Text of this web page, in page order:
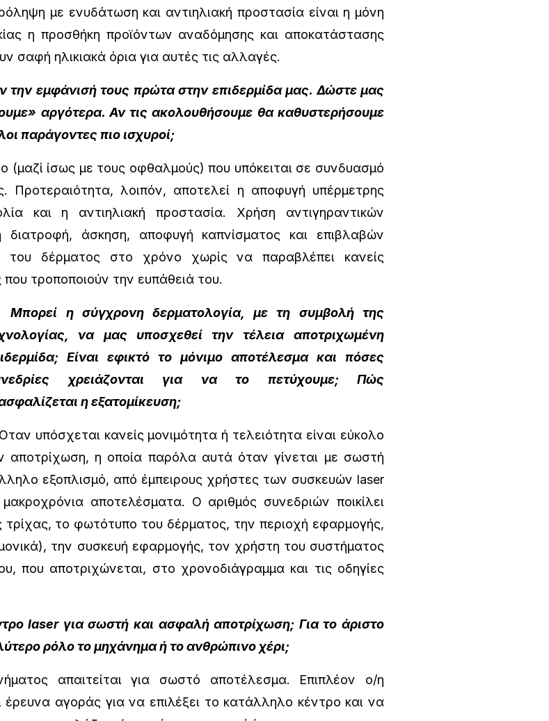
με ενυδάτωση και αντιηλιακή προστασία είναι η μόνη
η προσθήκη προϊόντων αναδόμησης και αποκατάστασης
σαφή ηλικιακά όρια για αυτές τις αλλαγές.
την εμφάνισή τους πρώτα στην επιδερμίδα μας. Δώστε μας
αργότερα. Αν τις ακολουθήσουμε θα καθυστερήσουμε
παράγοντες πιο ισχυροί;
(μαζί ίσως με τους οφθαλμούς) που υπόκειται σε συνδυασμό
Προτεραιότητα, λοιπόν, αποτελεί η αποφυγή υπέρμετρης
και η αντιηλιακή προστασία. Χρήση αντιγηραντικών
διατροφή, άσκηση, αποφυγή καπνίσματος και επιβλαβών
του δέρματος στο χρόνο χωρίς να παραβλέπει κανείς
τροποποιούν την ευπάθειά του.
η σύγχρονη δερματολογία, με τη συμβολή της
να μας υποσχεθεί την τέλεια αποτριχωμένη
Είναι εφικτό το μόνιμο αποτέλεσμα και πόσες
χρειάζονται για να το πετύχουμε; Πώς
η εξατομίκευση;
υπόσχεται κανείς μονιμότητα ή τελειότητα είναι εύκολο
αποτρίχωση, η οποία παρόλα αυτά όταν γίνεται με σωστή
εξοπλισμό, από έμπειρους χρήστες των συσκευών laser
αποτελέσματα. Ο αριθμός συνεδριών ποικίλει
το φωτότυπο του δέρματος, την περιοχή εφαρμογής,
την συσκευή εφαρμογής, τον χρήστη του συστήματος
που αποτριχώνεται, στο χρονοδιάγραμμα και τις οδηγίες
δοθούν.
laserγια σωστή και ασφαλή αποτρίχωση; Για το άριστο
ρόλο το μηχάνημα ή το ανθρώπινο χέρι;
απαιτείται για σωστό αποτέλεσμα. Επιπλέον ο/η
έρευνα αγοράς για να επιλέξει το κατάλληλο κέντρο και να